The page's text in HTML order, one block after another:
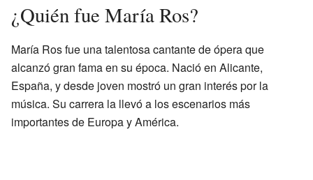
¿Quién fue María Ros?
María Ros fue una talentosa cantante de ópera que
alcanzó gran fama en su época. Nació en Alicante,
España, y desde joven mostró un gran interés por la
música. Su carrera la llevó a los escenarios más
importantes de Europa y América.